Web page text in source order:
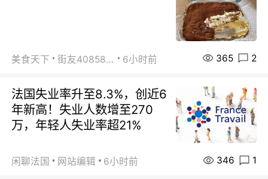
美食天下 街友40858442 6小时前 365 2
法国失业率升至8.3%，创近6
年新高！失业人数增至270
万，年轻人失业率超21%
闲聊法国 网站编辑 6小时前 346 1